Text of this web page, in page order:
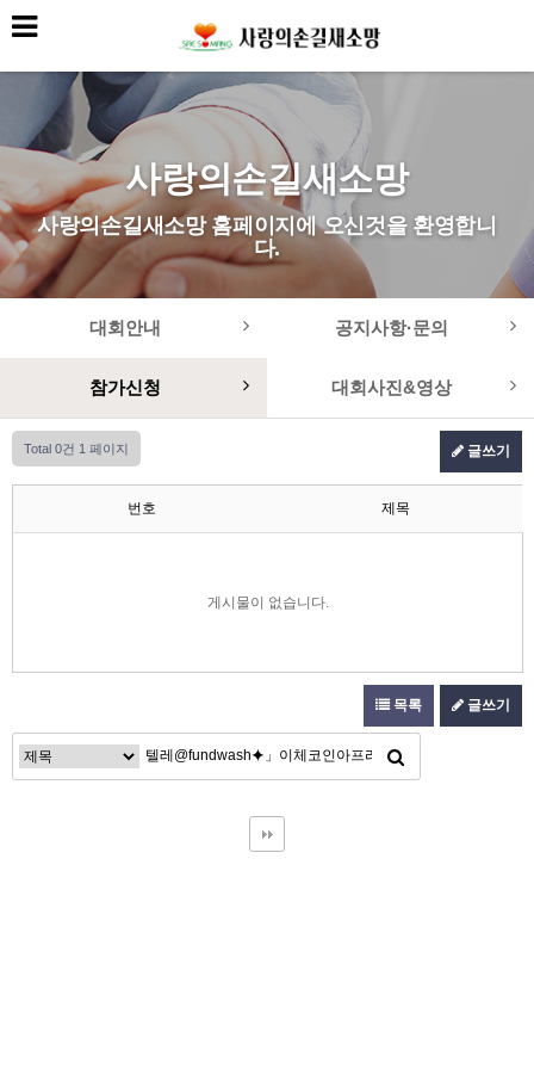
사랑의손길새소망
사랑의손길새소망 홈페이지에 오신것을 환영합니
다.
대회안내 공지사항·문의
참가신청 대회사진&영상
Total 0건 1 페이지 글쓰기
번호 제목
게시물이 없습니다.
목록 글쓰기